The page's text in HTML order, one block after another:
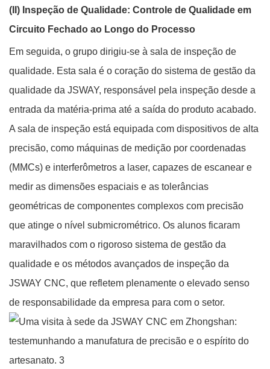
(II) Inspeção de Qualidade: Controle de Qualidade em
Circuito Fechado ao Longo do Processo
Em seguida, o grupo dirigiu-se à sala de inspeção de
qualidade. Esta sala é o coração do sistema de gestão da
qualidade da JSWAY, responsável pela inspeção desde a
entrada da matéria-prima até a saída do produto acabado.
A sala de inspeção está equipada com dispositivos de alta
precisão, como máquinas de medição por coordenadas
(MMCs) e interferômetros a laser, capazes de escanear e
medir as dimensões espaciais e as tolerâncias
geométricas de componentes complexos com precisão
que atinge o nível submicrométrico. Os alunos ficaram
maravilhados com o rigoroso sistema de gestão da
qualidade e os métodos avançados de inspeção da
JSWAY CNC, que refletem plenamente o elevado senso
de responsabilidade da empresa para com o setor.